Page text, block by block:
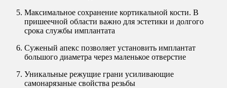
Максимальное сохранение кортикальной кости. В
пришеечной области важно для эстетики и долгого
срока службы имплантата
Суженый апекс позволяет установить имплантат
большого диаметра через маленькое отверстие
Уникальные режущие грани усиливающие
самонарязаные свойства резьбы